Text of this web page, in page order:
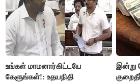
உங்கள் மாமனார்கிட்டயே
கேளுங்கள்!: உதயநிதி
இன்று